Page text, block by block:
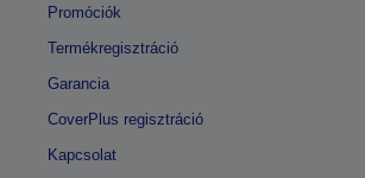
Promóciók
Termékregisztráció
Garancia
CoverPlus regisztráció
Kapcsolat